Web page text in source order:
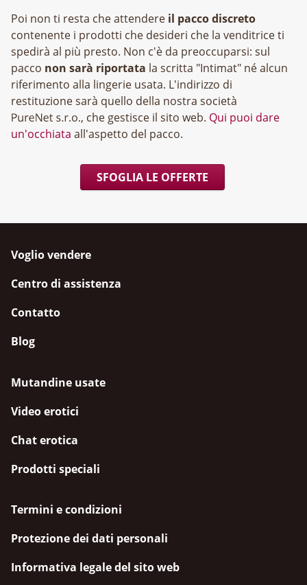
Poi non ti resta che attendere il pacco discreto
contenente i prodotti che desideri che la venditrice ti
spedirà al più presto. Non c'è da preoccuparsi: sul
pacco non sarà riportata la scritta "Intimat" né alcun
riferimento alla lingerie usata. L'indirizzo di
restituzione sarà quello della nostra società
, che gestisce il sito web. Qui puoi dare
un'occhiata all'aspetto del pacco.
SFOGLIA LE OFFERTE
Voglio vendere
Centro di assistenza
Contatto
Blog
Mutandine usate
Video erotici
Chat erotica
Prodotti speciali
Termini e condizioni
Protezione dei dati personali
Informativa legale del sito web